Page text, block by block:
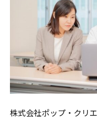
株式会社ポップ・クリ